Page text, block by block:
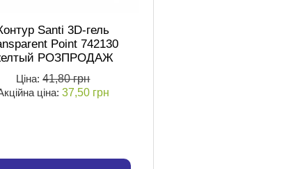
Santi 3D-гель
Point 742130
РОЗПРОДАЖ
Ціна:41,80 грн
ціна: 37,50 грн